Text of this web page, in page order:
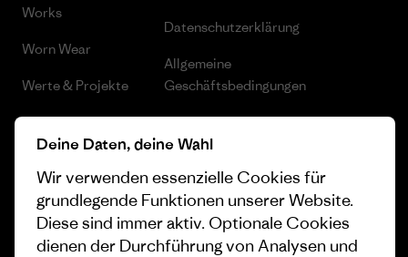
Works
Worn Wear
Werte & Projekte
Progress Report
Klimaziele
1% For The Planet
Datenschutzerklärung
Allgemeine
Geschäftsbedingungen
Cookie Einstellungen
Pressekontakt
Industry program
Deine Daten, deine Wahl
Wir verwenden essenzielle Cookies für
grundlegende Funktionen unserer Website.
Diese sind immer aktiv. Optionale Cookies
dienen der Durchführung von Analysen und